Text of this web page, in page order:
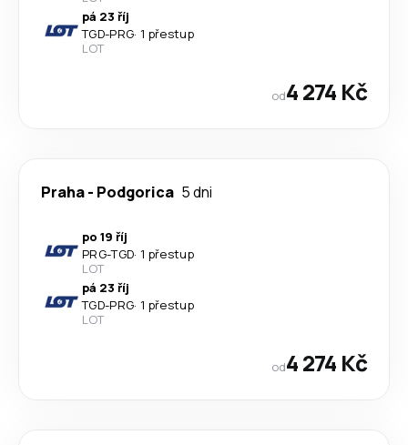
pá 23 říj
TGD-PRG· 1 přestup
LOT
od4 274 Kč
Praha- Podgorica 5 dni
po 19 říj
PRG-TGD· 1 přestup
LOT
pá 23 říj
TGD-PRG· 1 přestup
LOT
od4 274 Kč